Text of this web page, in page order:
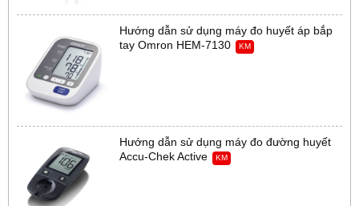
Hướng dẫn sử dụng máy đo huyết áp bắp
tay Omron HEM-7130
KM
Hướng dẫn sử dụng máy đo đường huyết
Accu-Chek Active
KM